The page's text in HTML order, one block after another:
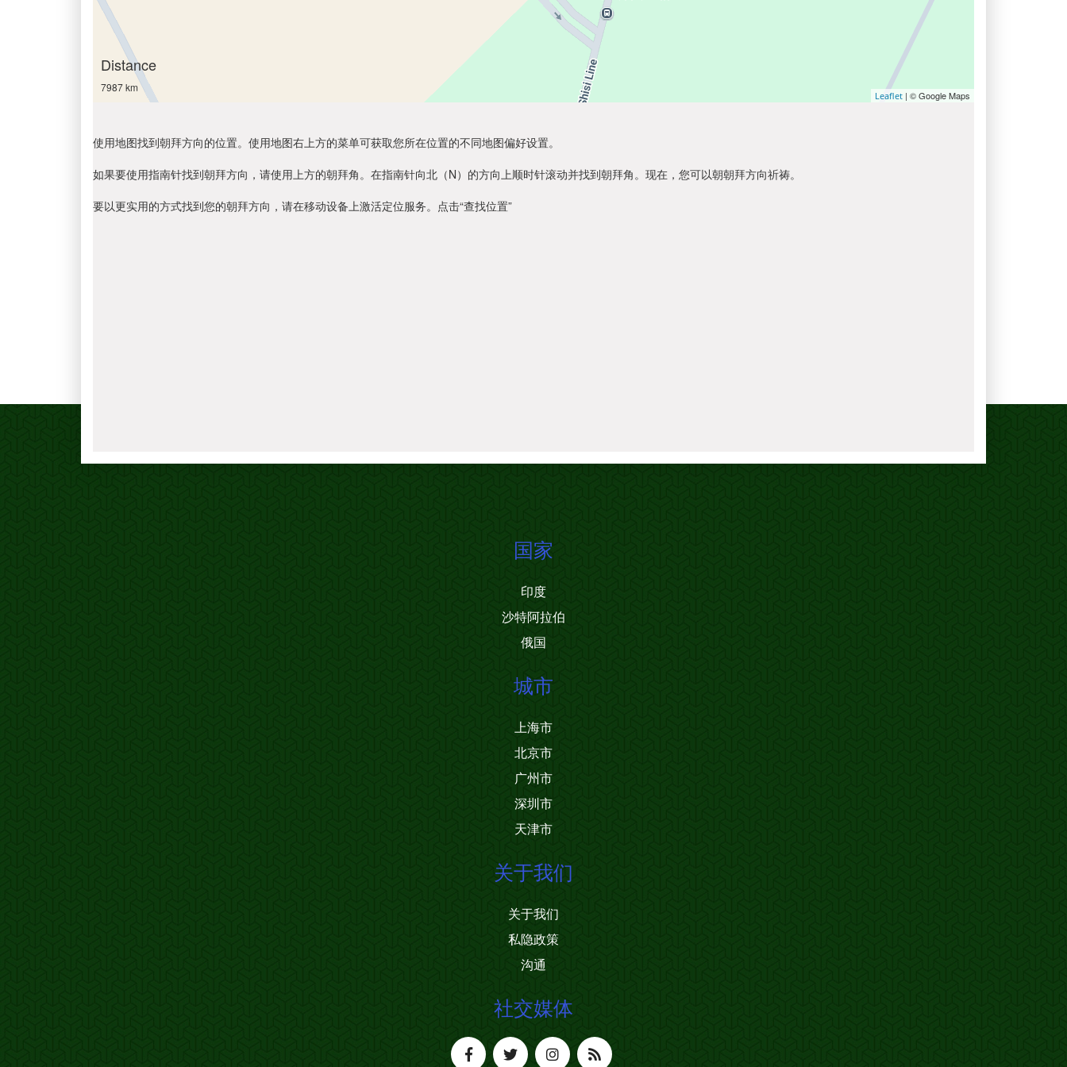
Distance
7987 km
Leaflet | © Google Maps
使用地图找到朝拜方向的位置。使用地图右上方的菜单可获取您所在位置的不同地图偏好设置。
如果要使用指南针找到朝拜方向，请使用上方的朝拜角。在指南针向北（N）的方向上顺时针滚动并找到朝拜角。现在，您可以朝朝拜方向祈祷。
要以更实用的方式找到您的朝拜方向，请在移动设备上激活定位服务。点击“查找位置”
国家
印度
沙特阿拉伯
俄国
城市
上海市
北京市
广州市
深圳市
天津市
关于我们
关于我们
私隐政策
沟通
社交媒体